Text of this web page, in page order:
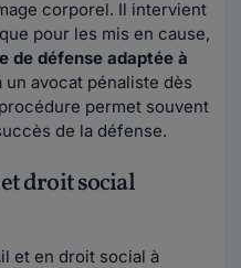
corporel. Il intervient
pour les mis en cause,
de défense adaptée à
un avocat pénaliste dès
permet souvent
de la défense.
droit social
et en droit social à